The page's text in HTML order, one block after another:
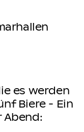
es werden
Biere - Ein
Abend: